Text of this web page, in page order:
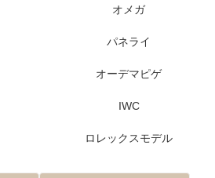
オメガ
パネライ
オーデマピゲ
IWC
ロレックスモデル